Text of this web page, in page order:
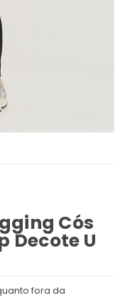
Cós
Decote U
fora da